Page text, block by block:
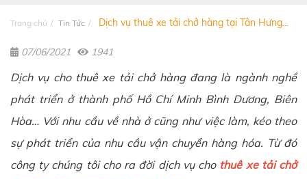
Trang chủ Tin Tức Dịch vụ thuê xe tải chở hàng tại Tân Hưng...
07/06/2021 1941
Dịch vụ cho thuê xe tải chở hàng đang là ngành nghề
phát triển ở thành phố Hồ Chí Minh Bình Dương, Biên
Hòa… Với nhu cầu về nhà ở cũng như việc làm, kéo theo
sự phát triển của nhu cầu vận chuyển hàng hóa. Từ đó
công ty chúng tôi cho ra đời dịch vụ cho thuê xe tải chở